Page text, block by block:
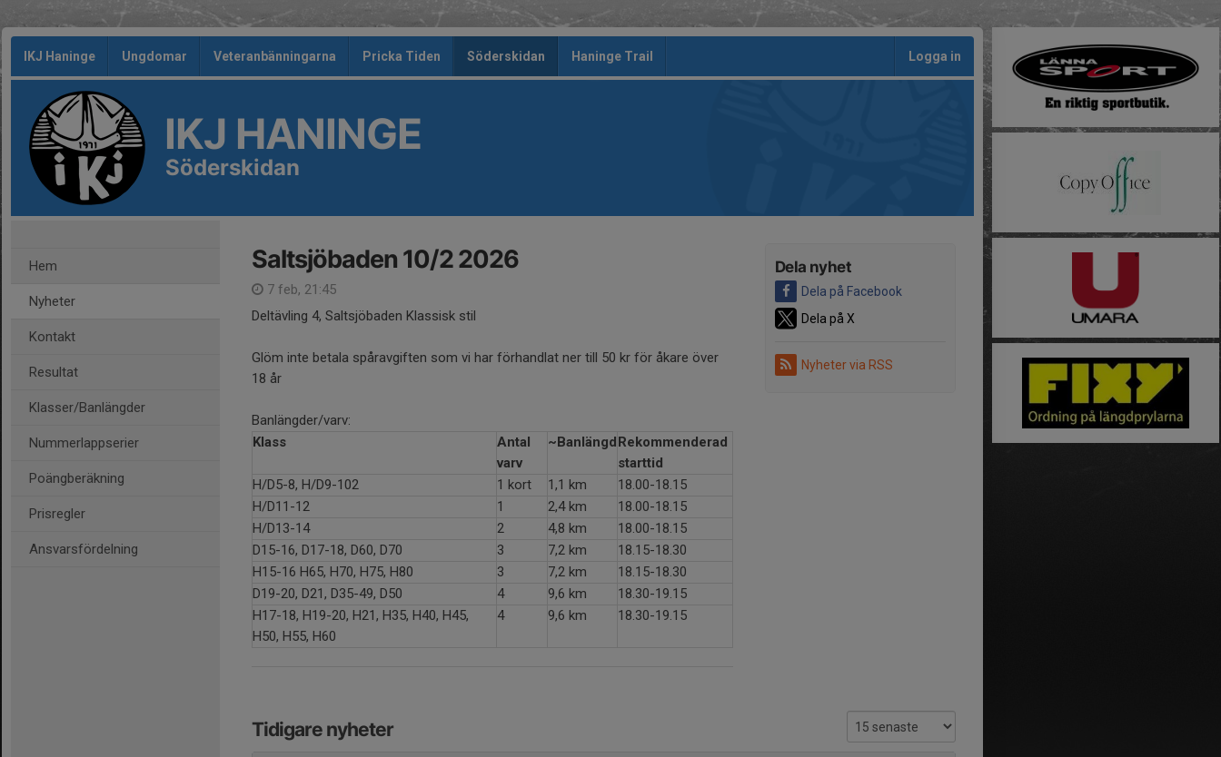
IKJ Haninge Ungdomar Veteranbänningarna Pricka Tiden Söderskidan Haninge Trail Logga in
IKJ HANINGE
Söderskidan
Hem
Nyheter
Kontakt
Resultat
Klasser/Banlängder
Nummerlappserier
Poängberäkning
Prisregler
Ansvarsfördelning
Dela nyhet
Dela på Facebook
Dela på X
Nyheter via RSS
Saltsjöbaden 10/2 2026
7 feb, 21:45
Deltävling 4, Saltsjöbaden Klassisk stil
Glöm inte betala spåravgiften som vi har förhandlat ner till 50 kr för åkare över
18 år
Banlängder/varv:
Klass
Antal
varv
~BanlängdRekommenderad
starttid
H/D5-8, H/D9-102
1 kort 1,1 km
18.00-18.15
H/D11-12
1 2,4 km
18.00-18.15
H/D13-14
2 4,8 km
18.00-18.15
D15-16, D17-18, D60, D70
3 7,2 km
18.15-18.30
H15-16 H65, H70, H75, H80
3 7,2 km
18.15-18.30
D19-20, D21, D35-49, D50
4 9,6 km
18.30-19.15
H17-18, H19-20, H21, H35, H40, H45,
H50, H55, H60
4 9,6 km 18.30-19.15
Tidigare nyheter